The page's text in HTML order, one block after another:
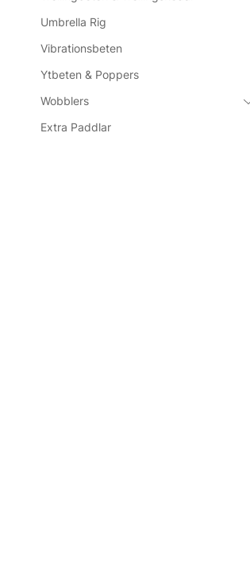
Umbrella Rig
Vibrationsbeten
Ytbeten & Poppers
Wobblers
Extra Paddlar